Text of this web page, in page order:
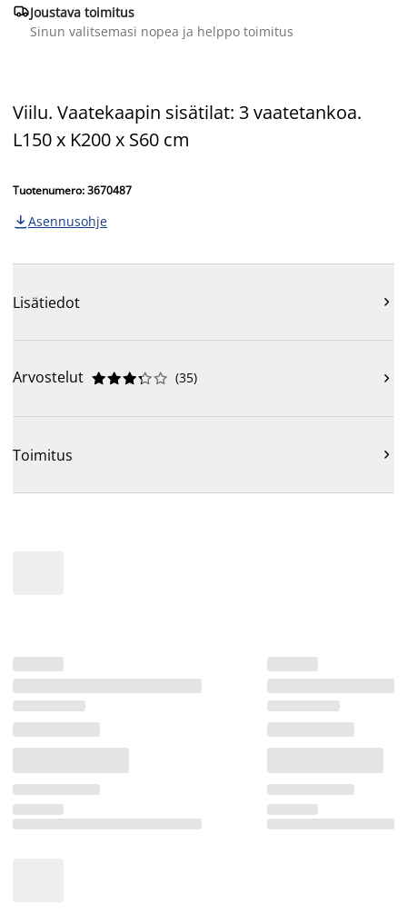
Joustava toimitus
Sinun valitsemasi nopea ja helppo toimitus
Viilu. Vaatekaapin sisätilat: 3 vaatetankoa.
L150 x K200 x S60 cm
Tuotenumero: 3670487
 Asennusohje
Lisätiedot 
Arvostelut 




 (35) 
Toimitus 